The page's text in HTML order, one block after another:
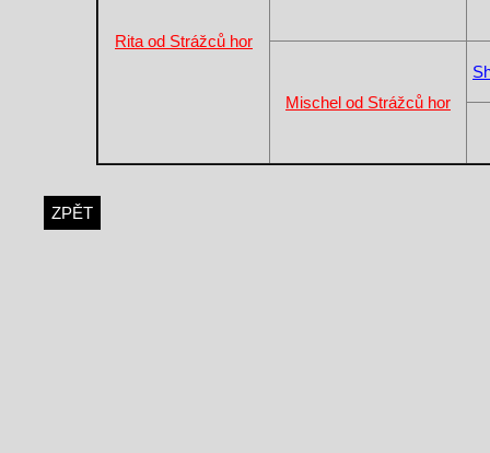
Rita od Strážců hor
Mischel od Strážců hor
ZPĚT